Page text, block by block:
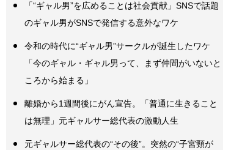
「“ギャル男”を広めることは社会貢献」SNSで話題
のギャル男がSNSで発信する意外なワケ
令和の時代に“ギャル男”サークルが誕生したワケ
「今のギャル・ギャル男って、まず仲間がいないと
ころから始まる」
離婚から1週間後にがん宣告。「普通に生きること
は無理」元ギャルサー総代表の激動人生
元ギャルサー総代表の“その後”。突然の“子宮頸が